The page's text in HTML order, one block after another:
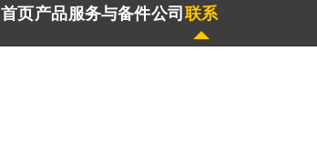
首页产品服务与备件公司 联系